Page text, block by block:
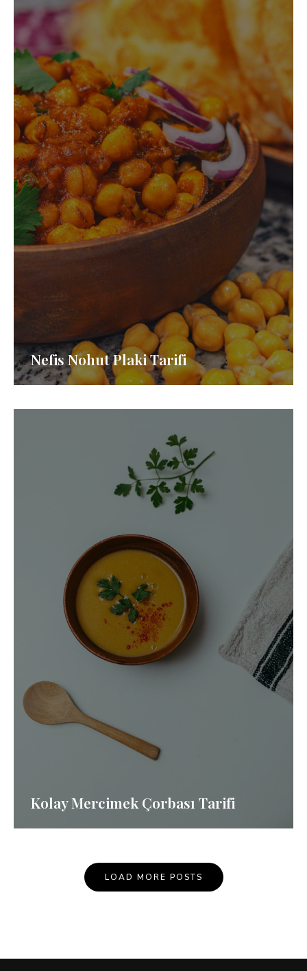
Nefis Nohut Plaki Tarifi
Kolay Mercimek Çorbası Tarifi
Navigation
LOAD MORE POSTS